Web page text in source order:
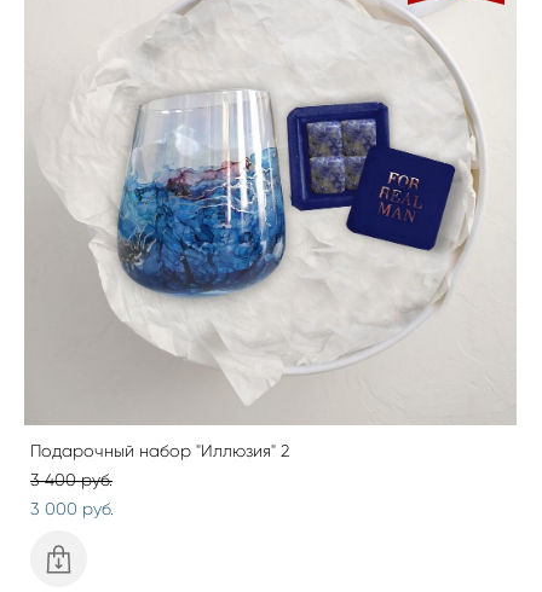
Подарочный набор "Иллюзия" 2
3 400 pуб.
3 000 pуб.